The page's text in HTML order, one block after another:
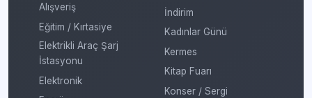
Alışveriş
Eğitim / Kırtasiye
Elektrikli Araç Şarj
İstasyonu
Elektronik
İndirim
Kadınlar Günü
Kermes
Kitap Fuarı
Konser / Sergi